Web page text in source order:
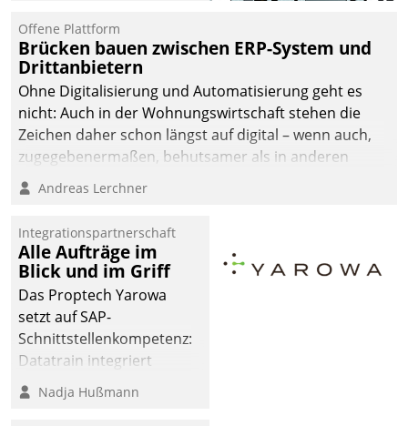
Jahresbeginn eine
Überblick, Einsicht und
Eingriff bietende Lösung.
Zur Entwicklung setzte
man auf
Cloudtechnologie,
bewährte und Startup-
agile Projektmethoden.
Offene Plattform
Brücken bauen zwischen ERP-System und
Drittanbietern
Ohne Digitalisierung und Automatisierung geht es
nicht: Auch in der Wohnungswirtschaft stehen die
Zeichen daher schon längst auf digital – wenn auch,
zugegebenermaßen, behutsamer als in anderen
Branchen.
Andreas Lerchner
Integrationspartnerschaft
Alle Aufträge im
Blick und im Griff
Das Proptech Yarowa
setzt auf SAP-
Schnittstellenkompetenz:
Datatrain integriert
Yarowas Portal zur
Vergabe und Verwaltung
Nadja Hußmann